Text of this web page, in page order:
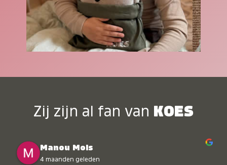
Zij zijn al fan van KOES
Manou Mols
4 maanden geleden